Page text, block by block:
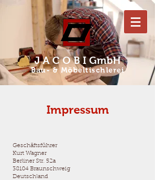
J A C O B I GmbH
Bau- & Möbeltischlerei
Impressum
Geschäftsführer
Kurt Wagner
Berliner Str. 52a
38104 Braunschweig
Deutschland